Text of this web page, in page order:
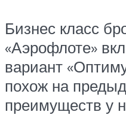
Бизнес класс
«Аэрофлоте»
вариант
похож на
преимуществ у